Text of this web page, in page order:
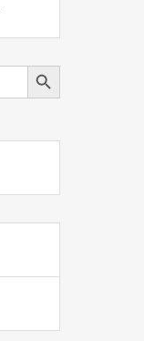
Search Button